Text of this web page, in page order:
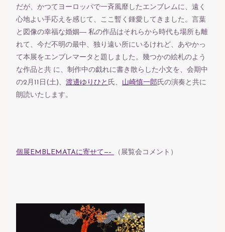
だが、かつてヨーロッパで一斉風靡したエンブレムに、遠く
心地よい手応えを感じて、ここ暫く鍾愛してきました。言葉
と図像の幸福な婚姻― 私の作品はそれらから時代も場所も離
れて、今だ不明の最中、独り遠い所にいるけれど、あやかっ
て本展をエンブレマータと題しました。幾つかの絵札のよう
な作品と共 に、制作中の戯れに書き散らした小文を、会期中
の2月11日(土)、 渡邊ゆりひと 氏、 山崎慎一郎 氏の演奏と共に
朗読いたします。
個展EMBLEMATAに寄せて—– （展覧会コメント）